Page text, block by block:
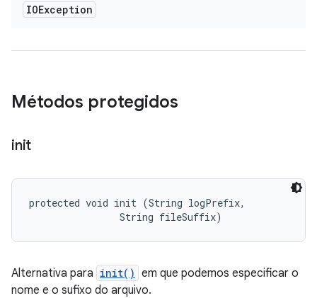
IOException
Métodos protegidos
init
protected void init (String logPrefix,
                String fileSuffix)
Alternativa para init() em que podemos especificar o
nome e o sufixo do arquivo.